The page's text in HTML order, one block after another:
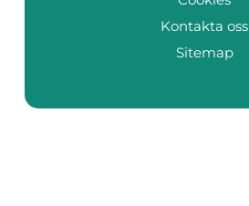
Kontakta oss
Sitemap